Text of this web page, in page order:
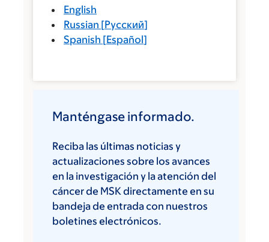
English
Russian [Русский]
Spanish [Español]
Manténgase informado.
Reciba las últimas noticias y
actualizaciones sobre los avances
en la investigación y la atención del
cáncer de MSK directamente en su
bandeja de entrada con nuestros
boletines electrónicos.